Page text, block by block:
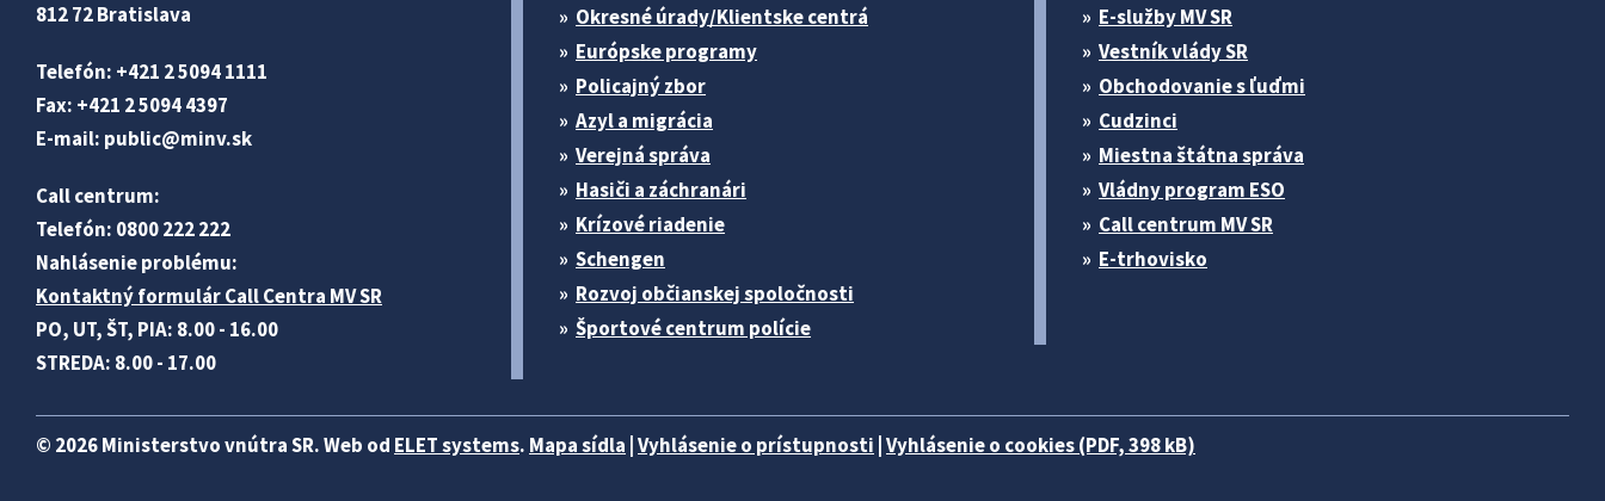
812 72 Bratislava
Telefón: +421 2 5094 1111
Fax: +421 2 5094 4397
E-mail: public@minv.sk
Call centrum:
Telefón: 0800 222 222
Nahlásenie problému:
Kontaktný formulár Call Centra MV SR
PO, UT, ŠT, PIA: 8.00 - 16.00
STREDA: 8.00 - 17.00
Okresné úrady/Klientske centrá
Európske programy
Policajný zbor
Azyl a migrácia
Verejná správa
Hasiči a záchranári
Krízové riadenie
Schengen
Rozvoj občianskej spoločnosti
Športové centrum polície
E-služby MV SR
Vestník vlády SR
Obchodovanie s ľuďmi
Cudzinci
Miestna štátna správa
Vládny program ESO
Call centrum MV SR
E-trhovisko
© 2026 Ministerstvo vnútra SR. Web od ELET systems. Mapa sídla Vyhlásenie o prístupnosti Vyhlásenie o cookies (PDF, 398 kB)